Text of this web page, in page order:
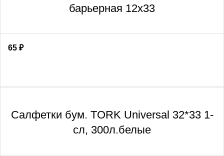
барьерная 12х33
65 ₽
Салфетки бум. TORK Universal 32*33 1-
сл, 300л.белые